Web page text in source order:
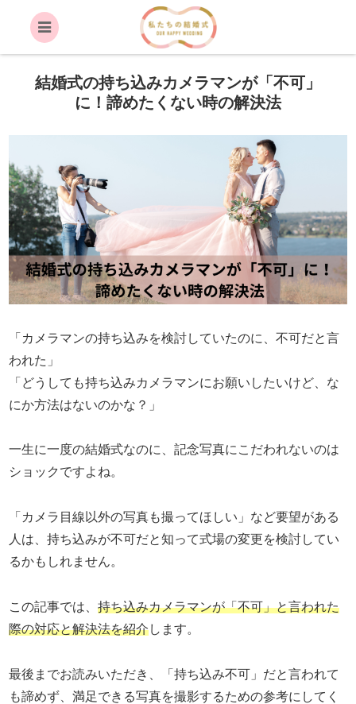
結婚式の持ち込みカメラマンが「不可」
に！諦めたくない時の解決法
「カメラマンの持ち込みを検討していたのに、不可だと言
われた」
「どうしても持ち込みカメラマンにお願いしたいけど、な
にか方法はないのかな？」
一生に一度の結婚式なのに、記念写真にこだわれないのは
ショックですよね。
「カメラ目線以外の写真も撮ってほしい」など要望がある
人は、持ち込みが不可だと知って式場の変更を検討してい
るかもしれません。
この記事では、持ち込みカメラマンが「不可」と言われた
際の対応と解決法を紹介します。
最後までお読みいただき、「持ち込み不可」だと言われて
も諦めず、満足できる写真を撮影するための参考にしてく